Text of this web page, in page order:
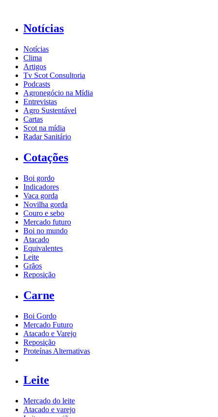
Notícias
Notícias
Clima
Artigos
Tv Scot Consultoria
Podcasts
Agronegócio na Mídia
Entrevistas
Agro Sustentável
Cartas
Scot na mídia
Radar Sanitário
Cotações
Boi gordo
Indicadores
Vaca gorda
Novilha gorda
Couro e sebo
Mercado futuro
Boi no mundo
Atacado
Equivalentes
Leite
Grãos
Reposição
Carne
Boi Gordo
Mercado Futuro
Atacado e Varejo
Reposição
Proteínas Alternativas
Leite
Mercado do leite
Atacado e varejo